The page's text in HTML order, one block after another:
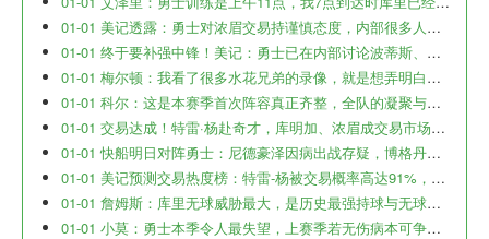
01-01 美记透露：勇士对浓眉交易持谨慎态度，内部很多人持续担忧他的健康与出勤问题。
01-01 终于要补强中锋！美记：勇士已在内部讨论波蒂斯、特纳、罗威等多位具体目标。
01-01 梅尔顿：我看了很多水花兄弟的录像，就是想弄明白他们为什么能打得那么好。
01-01 科尔：这是本赛季首次阵容真正齐整，全队的凝聚与默契非常出色。
01-01 交易达成！特雷·杨赴奇才，库明加、浓眉成交易市场新焦点
01-01 快船明日对阵勇士：尼德豪泽因病出战存疑，博格丹&小琼斯确认缺阵
01-01 美记预测交易热度榜：特雷-杨被交易概率高达91%，库明加&CJ&保罗成热门人选
01-01 詹姆斯：库里无球威胁最大，是历史最强持球与无球结合体
01-01 小莫：勇士本季令人最失望，上赛季若无伤病本可争冠，如今却深陷低迷